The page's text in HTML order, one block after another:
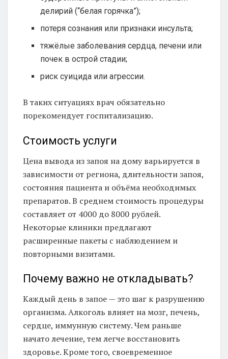
делирий (“белая горячка”);
потеря сознания или признаки инсульта;
тяжёлые заболевания сердца, печени или
почек в острой стадии;
риск суицида или агрессии.
В таких ситуациях врач обязательно
порекомендует госпитализацию.
Стоимость услуги
Цена вывода из запоя на дому варьируется в
зависимости от региона, длительности запоя,
состояния пациента и объёма необходимых
препаратов. В среднем стоимость процедуры
составляет от 4000 до 8000 рублей.
Некоторые клиники предлагают
расширенные пакеты с наблюдением и
повторными визитами.
Почему важно не откладывать?
Каждый день в запое — это шаг к разрушению
организма. Алкоголь влияет на мозг, печень,
сердце, иммунную систему. Чем раньше
начато лечение, тем легче восстановить
здоровье. Кроме того, своевременное